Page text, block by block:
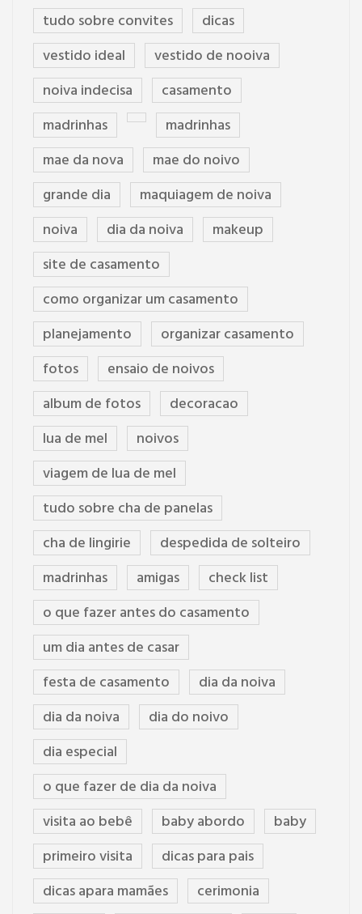
tudo sobre convites
dicas
vestido ideal
vestido de nooiva
noiva indecisa
casamento
madrinhas
madrinhas
mae da nova
mae do noivo
grande dia
maquiagem de noiva
noiva
dia da noiva
makeup
site de casamento
como organizar um casamento
planejamento
organizar casamento
fotos
ensaio de noivos
album de fotos
decoracao
lua de mel
noivos
viagem de lua de mel
tudo sobre cha de panelas
cha de lingirie
despedida de solteiro
madrinhas
amigas
check list
o que fazer antes do casamento
um dia antes de casar
festa de casamento
dia da noiva
dia da noiva
dia do noivo
dia especial
o que fazer de dia da noiva
visita ao bebê
baby abordo
baby
primeiro visita
dicas para pais
dicas apara mamães
cerimonia